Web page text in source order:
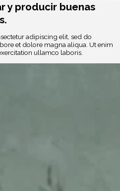
y producir buenas
adipiscing elit, sed do
et dolore magna aliqua. Ut enim
ullamco laboris.